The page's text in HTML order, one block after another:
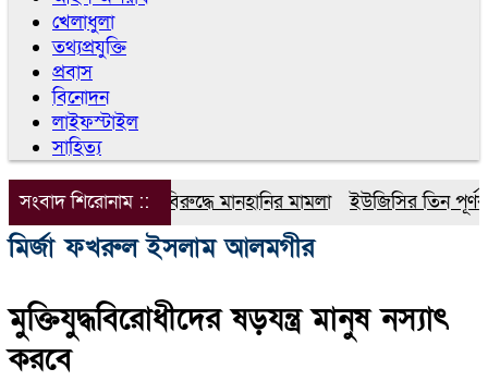
খেলাধুলা
তথ্যপ্রযুক্তি
প্রবাস
বিনোদন
লাইফস্টাইল
সাহিত্য
সংবাদ শিরোনাম ::
ডিপজলের বিরুদ্ধে মানহানির মামলা ইউজিসির তিন
মির্জা ফখরুল ইসলাম আলমগীর
মুক্তিযুদ্ধবিরোধীদের ষড়যন্ত্র মানুষ নস্যাৎ
করবে